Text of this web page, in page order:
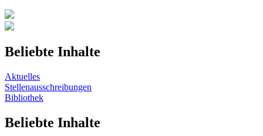
Beliebte Inhalte
Aktuelles
Stellenausschreibungen
Bibliothek
Beliebte Inhalte